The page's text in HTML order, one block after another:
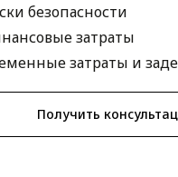
безопасности
затраты
затраты и
Получить